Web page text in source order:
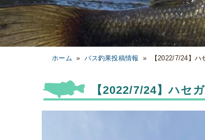
ホーム »バス釣果投稿情報 » 【2022/7/24】
【2022/7/24】ハセ